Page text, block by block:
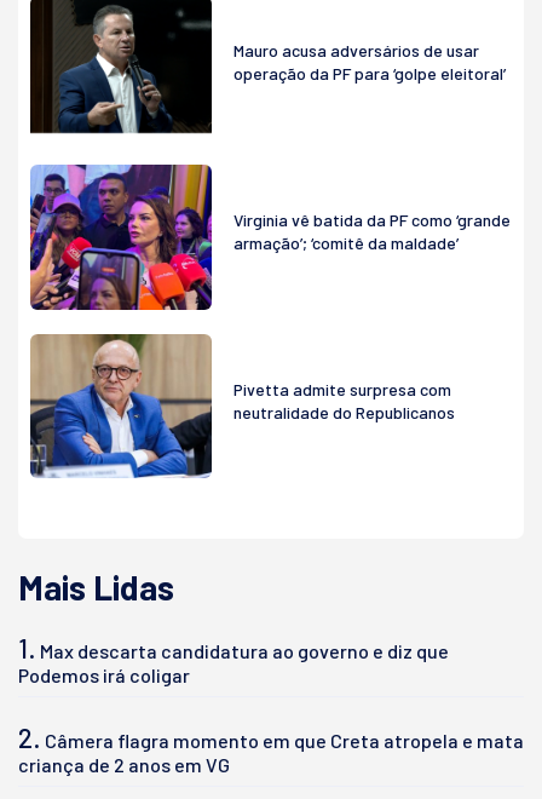
Mauro acusa adversários de usar
operação da PF para ‘golpe eleitoral’
Virginia vê batida da PF como ‘grande
armação’; ‘comitê da maldade’
Pivetta admite surpresa com
neutralidade do Republicanos
Mais Lidas
1. Max descarta candidatura ao governo e diz que
Podemos irá coligar
2. Câmera flagra momento em que Creta atropela e mata
criança de 2 anos em VG